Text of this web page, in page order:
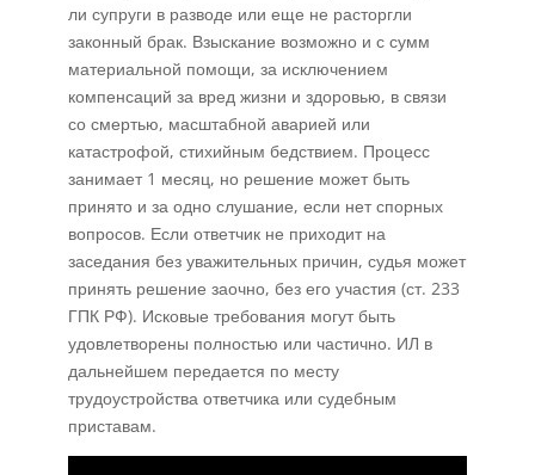
ли супруги в разводе или еще не расторгли
законный брак. Взыскание возможно и с сумм
материальной помощи, за исключением
компенсаций за вред жизни и здоровью, в связи
со смертью, масштабной аварией или
катастрофой, стихийным бедствием. Процесс
занимает 1 месяц, но решение может быть
принято и за одно слушание, если нет спорных
вопросов. Если ответчик не приходит на
заседания без уважительных причин, судья может
принять решение заочно, без его участия (ст. 233
ГПК РФ). Исковые требования могут быть
удовлетворены полностью или частично. ИЛ в
дальнейшем передается по месту
трудоустройства ответчика или судебным
приставам.